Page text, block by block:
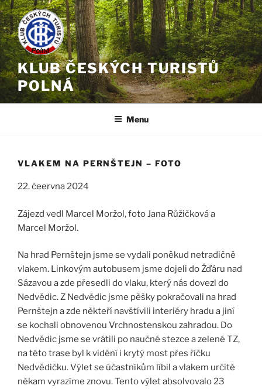
Přejít
k
obsahu
webu
KLUB ČESKÝCH TURISTŮ
POLNÁ
Menu
VLAKEM NA PERNŠTEJN – FOTO
22. čeervna 2024
Zájezd vedl Marcel Moržol, foto Jana Růžičková a
Marcel Moržol.
Na hrad Pernštejn jsme se vydali poněkud netradičně
vlakem. Linkovým autobusem jsme dojeli do Žďáru nad
Sázavou a zde přesedli do vlaku, který nás dovezl do
Nedvědic. Z Nedvědic jsme pěšky pokračovali na hrad
Pernštejn a zde někteří navštívili interiéry hradu a jiní
se kochali obnovenou Vrchnostenskou zahradou. Do
Nedvědic jsme se vrátili po naučné stezce a zelené TZ,
na této trase byl k vidění i krytý most přes říčku
Nedvědičku. Výlet se účastníkům líbil a vlakem určitě
někam vyrazíme znovu. Tento výlet absolvovalo 23